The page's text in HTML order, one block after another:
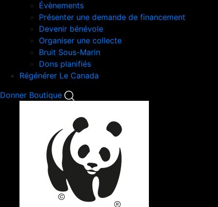
Évènements
Présenter une demande de financement
Devenir bénévole
Organiser une collecte
Bruit Sous-Marin
Dons planifiés
Régénérer Le Canada
Donner Boutique